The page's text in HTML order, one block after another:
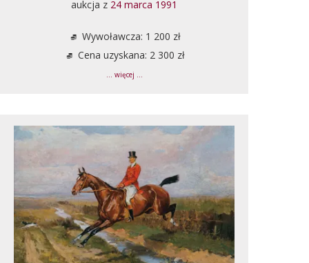
aukcja z 24 marca 1991
Wywoławcza: 1 200 zł
Cena uzyskana: 2 300 zł
... więcej ...